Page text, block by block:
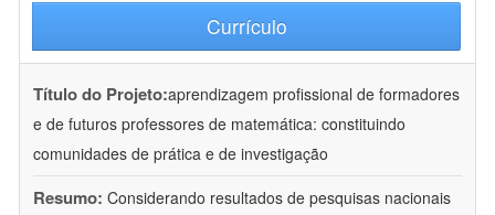
Currículo
Título do Projeto:aprendizagem profissional de formadores
e de futuros professores de matemática: constituindo
comunidades de prática e de investigação
Resumo: Considerando resultados de pesquisas nacionais